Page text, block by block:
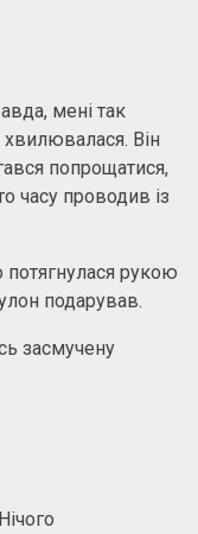
мені так
Він
попрощатися,
часу проводив із
рукою
подарував.
засмучену